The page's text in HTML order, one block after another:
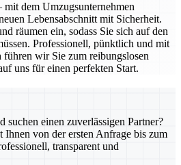
dem Umzugsunternehmen
Lebensabschnitt mit Sicherheit.
räumen ein, sodass Sie sich auf den
Professionell, pünktlich und mit
führen wir Sie zum reibungslosen
uns für einen perfekten Start.
suchen einen zuverlässigen Partner?
Ihnen von der ersten Anfrage bis zum
transparent und